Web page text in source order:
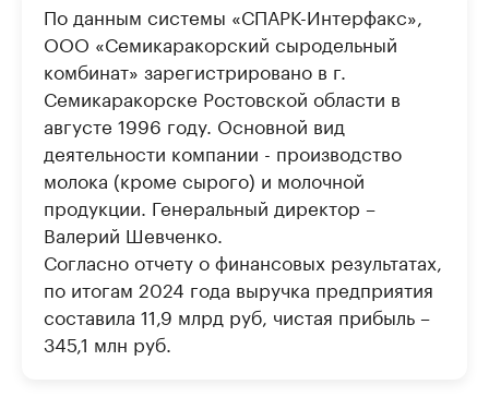
По данным системы «СПАРК-Интерфакс»,
ООО «Семикаракорский сыродельный
комбинат» зарегистрировано в г.
Семикаракорске Ростовской области в
августе 1996 году. Основной вид
деятельности компании - производство
молока (кроме сырого) и молочной
продукции. Генеральный директор –
Валерий Шевченко.
Согласно отчету о финансовых результатах,
по итогам 2024 года выручка предприятия
составила 11,9 млрд руб, чистая прибыль –
345,1 млн руб.